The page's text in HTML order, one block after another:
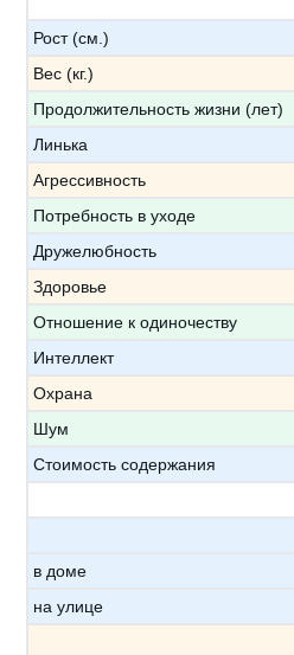
Рост (см.)
Вес (кг.)
Продолжительность жизни (лет)
Линька
Агрессивность
Потребность в уходе
Дружелюбность
Здоровье
Отношение к одиночеству
Интеллект
Охрана
Шум
Стоимость содержания
в доме
на улице